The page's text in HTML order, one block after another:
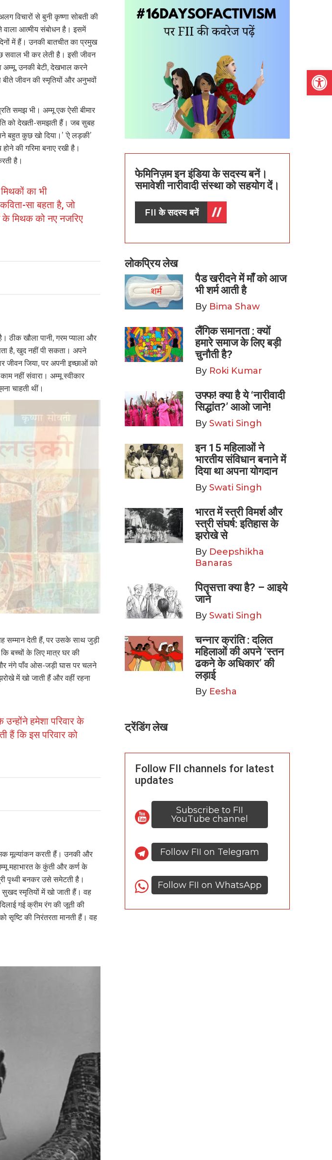
विचारों से बुनी कृष्णा सोबती की
वाला आत्मीय संबोधन है। इसमें
में हैं। उनकी बातचीत का प्रमुख
सवाल भी कर लेती है। इसी जीवन
अम्मू, उनकी बेटी, देखभाल करने
जीवन की स्मृतियों और अनुभवों
समझ भी। अम्मू एक ऐसी बीमार
को देखती-समझती हैं। जब सुबह
बहुत कुछ खो दिया।’ ‘ऐ लड़की’
की गरिमा बनाए रखी है।
है।
का भी
सा बहता है, जो
के मिथक को नए नजरिए
ठीक खौला पानी, गरम प्याला और
है, खुद नहीं पी सकता। अपने
जीवन जिया, पर अपनी इच्छाओं को
नहीं संवारा। अम्मू स्वीकार
चाहती थीं।
सम्मान देती हैं, पर उसके साथ जुड़ी
बच्चों के लिए मात्र घर की
नंगे पाँव ओस-जड़ी घास पर चलने
में खो जाती हैं और वहीं रहना
हमेशा परिवार के
हैं कि इस परिवार को
मूल्यांकन करती हैं। उनकी और
महाभारत के कुंती और कर्ण के
पृथ्वी बनकर उसे समेटती है।
स्मृतियों में खो जाती हैं। वह
गई क्रीम रंग की जूती की
सृष्टि की निरंतरता मानती हैं। वह
फेमिनिज़म इन इंडिया के सदस्य बनें।
समावेशी नारीवादी संस्था को सहयोग दें।
FII के सदस्य बनें
लोकप्रिय लेख
पैड खरीदने में माँ को आज
भी शर्म आती है
By Bima Shaw
लैंगिक समानता : क्यों
हमारे समाज के लिए बड़ी
चुनौती है?
By Roki Kumar
उफ्फ! क्या है ये ‘नारीवादी
सिद्धांत?’ आओ जाने!
By Swati Singh
इन 15 महिलाओं ने
भारतीय संविधान बनाने में
दिया था अपना योगदान
By Swati Singh
भारत में स्त्री विमर्श और
स्त्री संघर्ष: इतिहास के
झरोखे से
By Deepshikha
Banaras
पितृसत्ता क्या है? – आइये
जाने
By Swati Singh
चन्नार क्रांति : दलित
महिलाओं की अपने ‘स्तन
ढकने के अधिकार’ की
लड़ाई
By Eesha
ट्रेंडिंग लेख
Follow FII channels for latest
updates
Subscribe to FII
YouTube channel
Follow FII on Telegram
Follow FII on WhatsApp